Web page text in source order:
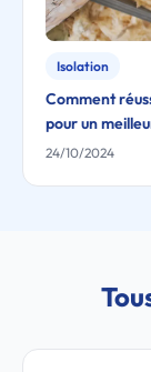
Isolation
Comment
pour un
24/10/2024